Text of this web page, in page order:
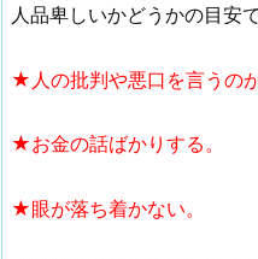
人品卑しいかどうかの目安で
★人の批判や悪口を言うのが
★お金の話ばかりする。
★眼が落ち着かない。